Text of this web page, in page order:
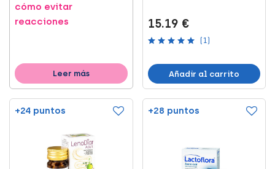
cómo evitar
reacciones
Leer más
15.19 €
(1)
Añadir al carrito
+24 puntos +28 puntos